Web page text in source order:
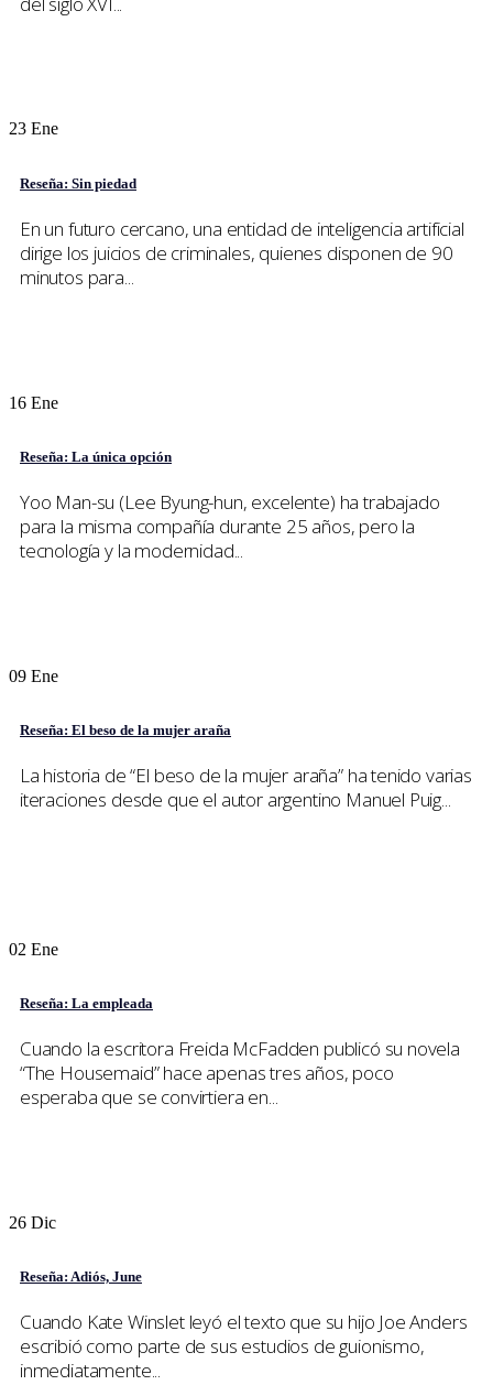
23 Ene
Reseña: Sin piedad
En un futuro cercano, una entidad de inteligencia artificial
dirige los juicios de criminales, quienes disponen de 90
minutos para...
16 Ene
Reseña: La única opción
Yoo Man-su (Lee Byung-hun, excelente) ha trabajado
para la misma compañía durante 25 años, pero la
tecnología y la modernidad...
09 Ene
Reseña: El beso de la mujer araña
La historia de “El beso de la mujer araña” ha tenido varias
iteraciones desde que el autor argentino Manuel Puig...
02 Ene
Reseña: La empleada
Cuando la escritora Freida McFadden publicó su novela
“The Housemaid” hace apenas tres años, poco
esperaba que se convirtiera en...
26 Dic
Reseña: Adiós, June
Cuando Kate Winslet leyó el texto que su hijo Joe Anders
escribió como parte de sus estudios de guionismo,
inmediatamente...